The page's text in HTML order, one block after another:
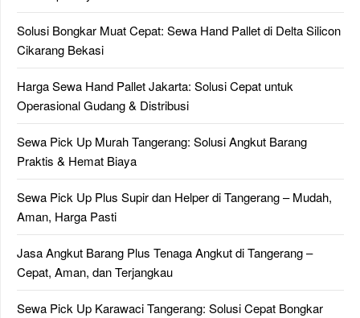
Solusi Bongkar Muat Cepat: Sewa Hand Pallet di Delta Silicon
Cikarang Bekasi
Harga Sewa Hand Pallet Jakarta: Solusi Cepat untuk
Operasional Gudang & Distribusi
Sewa Pick Up Murah Tangerang: Solusi Angkut Barang
Praktis & Hemat Biaya
Sewa Pick Up Plus Supir dan Helper di Tangerang – Mudah,
Aman, Harga Pasti
Jasa Angkut Barang Plus Tenaga Angkut di Tangerang –
Cepat, Aman, dan Terjangkau
Sewa Pick Up Karawaci Tangerang: Solusi Cepat Bongkar